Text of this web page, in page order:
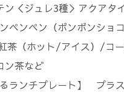
＜ジュレ3種＞アクア
ペンペン（ボンボンシ
茶（ホット/アイス）/
ン茶など
るランチプレート】 プラ